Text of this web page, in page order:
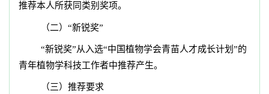
推荐本人所获同类别奖项。
（二）“新锐奖”
“新锐奖”从入选“中国植物学会青苗人才成长计划”的
青年植物学科技工作者中推荐产生。
（三）推荐要求